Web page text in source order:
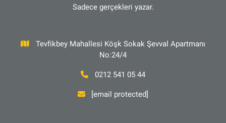
Sadece gerçekleri yazar.
Tevfikbey Mahallesi Köşk Sokak Şevval Apartmanı
No:24/4
0212 541 05 44
[email protected]